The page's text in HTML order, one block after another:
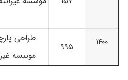
۱۴۰۰
۹۹۵
طراحی
موسسه